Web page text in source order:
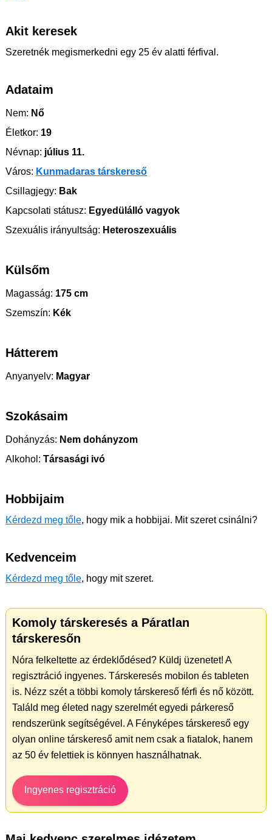
Akit keresek
Szeretnék megismerkedni egy 25 év alatti férfival.
Adataim
Nem: Nő
Életkor: 19
Névnap: július 11.
Város: Kunmadaras társkereső
Csillagjegy: Bak
Kapcsolati státusz: Egyedülálló vagyok
Szexuális irányultság: Heteroszexuális
Külsőm
Magasság: 175 cm
Szemszín: Kék
Hátterem
Anyanyelv: Magyar
Szokásaim
Dohányzás: Nem dohányzom
Alkohol: Társasági ivó
Hobbijaim
Kérdezd meg tőle, hogy mik a hobbijai. Mit szeret csinálni?
Kedvenceim
Kérdezd meg tőle, hogy mit szeret.
Komoly társkeresés a Páratlan
társkeresőn
Nóra felkeltette az érdeklődésed? Küldj üzenetet! A
regisztráció ingyenes. Társkeresés mobilon és tableten
is. Nézz szét a többi komoly társkereső férfi és nő között.
Találd meg életed nagy szerelmét egyedi párkereső
rendszerünk segítségével. A Fényképes társkereső egy
olyan online társkereső amit nem csak a fiatalok, hanem
az 50 év felettiek is könnyen használhatnak.
Ingyenes regisztráció